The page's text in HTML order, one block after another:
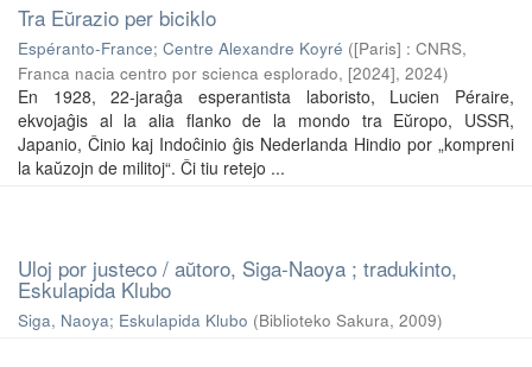
Tra Eŭrazio per biciklo
Espéranto-France; Centre Alexandre Koyré ([Paris] : CNRS,
Franca nacia centro por scienca esplorado, [2024], 2024)
En 1928, 22-jaraĝa esperantista laboristo, Lucien Péraire,
ekvojaĝis al la alia flanko de la mondo tra Eŭropo, USSR,
Japanio, Ĉinio kaj Indoĉinio ĝis Nederlanda Hindio por „kompreni
la kaŭzojn de militoj“. Ĉi tiu retejo ...
Uloj por justeco / aŭtoro, Siga-Naoya ; tradukinto,
Eskulapida Klubo
Siga, Naoya; Eskulapida Klubo (Biblioteko Sakura, 2009)